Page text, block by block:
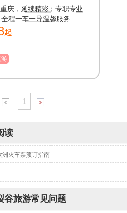
庆，延续精彩；专职专业
程一车一导温馨服务
起
游
1
读
洲火车票预订指南
谷旅游常见问题